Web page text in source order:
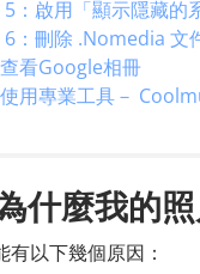
：啟用「顯示隱藏的
6：刪除 .Nomedia 文
看Google相冊
用專業工具－
什麼我的
以下幾個原因：